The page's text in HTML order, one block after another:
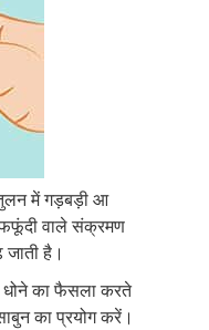
में गड़बड़ी आ
वाले संक्रमण
है।
का फैसला करते
का प्रयोग करें।